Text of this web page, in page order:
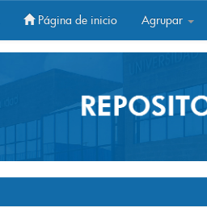
Página de inicio Agrupar